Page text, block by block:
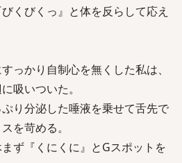
くびくっ』と体を反らして応え
っかり自制心を無くした私は、
吸いついた。
り分泌した唾液を乗せて舌先で
を苛める。
ず『くにくに』とGスポットを